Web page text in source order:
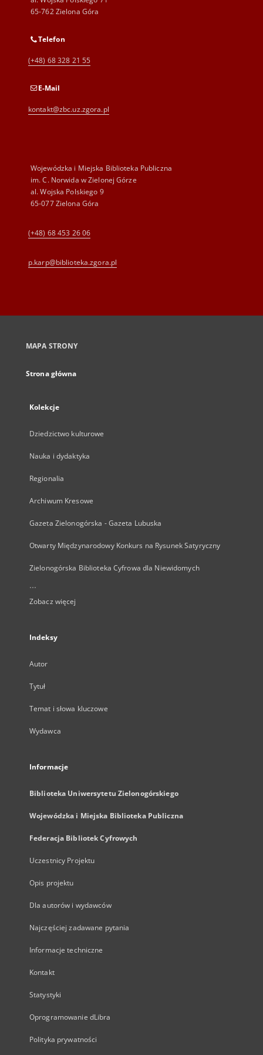
65-762 Zielona Góra
Telefon
(+48) 68 328 21 55
E-Mail
kontakt@zbc.uz.zgora.pl
Wojewódzka i Miejska Biblioteka Publiczna
im. C. Norwida w Zielonej Górze
al. Wojska Polskiego 9
65-077 Zielona Góra
(+48) 68 453 26 06
p.karp@biblioteka.zgora.pl
MAPA STRONY
Strona główna
Kolekcje
Dziedzictwo kulturowe
Nauka i dydaktyka
Regionalia
Archiwum Kresowe
Gazeta Zielonogórska - Gazeta Lubuska
Otwarty Międzynarodowy Konkurs na Rysunek Satyryczny
Zielonogórska Biblioteka Cyfrowa dla Niewidomych
...
Zobacz więcej
Indeksy
Autor
Tytuł
Temat i słowa kluczowe
Wydawca
Informacje
Biblioteka Uniwersytetu Zielonogórskiego
Wojewódzka i Miejska Biblioteka Publiczna
Federacja Bibliotek Cyfrowych
Uczestnicy Projektu
Opis projektu
Dla autorów i wydawców
Najczęściej zadawane pytania
Informacje techniczne
Kontakt
Statystyki
Oprogramowanie dLibra
Polityka prywatności